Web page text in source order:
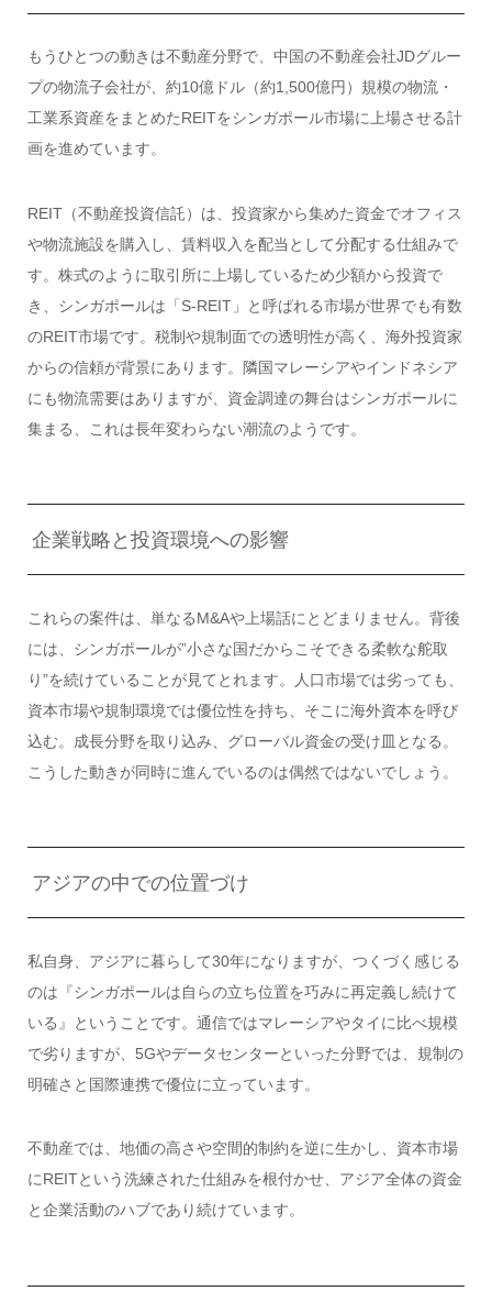
もうひとつの動きは不動産分野で、中国の不動産会社JDグルー
プの物流子会社が、約10億ドル（約1,500億円）規模の物流・
工業系資産をまとめたREITをシンガポール市場に上場させる計
画を進めています。
REIT（不動産投資信託）は、投資家から集めた資金でオフィス
や物流施設を購入し、賃料収入を配当として分配する仕組みで
す。株式のように取引所に上場しているため少額から投資で
き、シンガポールは「S-REIT」と呼ばれる市場が世界でも有数
のREIT市場です。税制や規制面での透明性が高く、海外投資家
からの信頼が背景にあります。隣国マレーシアやインドネシア
にも物流需要はありますが、資金調達の舞台はシンガポールに
集まる、これは長年変わらない潮流のようです。
企業戦略と投資環境への影響
これらの案件は、単なるM&Aや上場話にとどまりません。背後
には、シンガポールが”小さな国だからこそできる柔軟な舵取
り”を続けていることが見てとれます。人口市場では劣っても、
資本市場や規制環境では優位性を持ち、そこに海外資本を呼び
込む。成長分野を取り込み、グローバル資金の受け皿となる。
こうした動きが同時に進んでいるのは偶然ではないでしょう。
アジアの中での位置づけ
私自身、アジアに暮らして30年になりますが、つくづく感じる
のは『シンガポールは自らの立ち位置を巧みに再定義し続けて
いる』ということです。通信ではマレーシアやタイに比べ規模
で劣りますが、5Gやデータセンターといった分野では、規制の
明確さと国際連携で優位に立っています。
不動産では、地価の高さや空間的制約を逆に生かし、資本市場
にREITという洗練された仕組みを根付かせ、アジア全体の資金
と企業活動のハブであり続けています。